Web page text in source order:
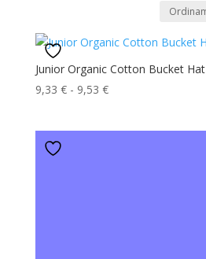
Junior Organic Cotton Bucket Hat
9,33 € - 9,53 €Fascia